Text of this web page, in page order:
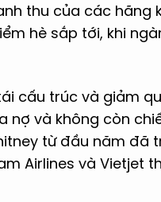
thu của các hãng
hè sắp tới, khi
cấu trúc và giảm
nợ và không còn
từ đầu năm đã
Airlines và Vietjet